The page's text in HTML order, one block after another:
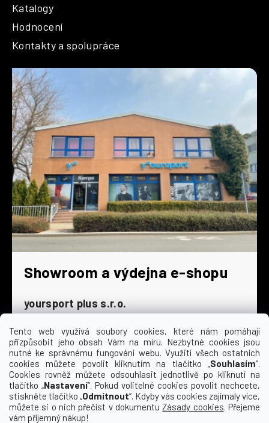
Tento web využívá soubory cookies, které nám pomáhají
přizpůsobit jeho obsah Vám na míru. Nezbytné cookies jsou
nutné ke správnému fungování webu. Využití všech ostatních
cookies můžete povolit kliknutím na tlačítko „Souhlasím“.
Cookies rovněž můžete odsouhlasit jednotlivě po kliknutí na
tlačítko „Nastavení“. Pokud volitelné cookies povolit nechcete,
stiskněte tlačítko „Odmítnout“. Kdyby vás cookies zajímaly více,
můžete si o nich přečíst v dokumentuZásady cookies. Přejeme
vám příjemný nákup!
Katalogy
Hodnocení
Kontakty a spolupráce
Showroom a výdejna e-shopu
yoursport plus s.r.o.
Dyjská 845/4
196 00 Praha 9 - Čakovice
Po - Čt
9:00 - 16:30
Pá
9:00 - 15:30
So
zavřeno
Ne
zavřeno